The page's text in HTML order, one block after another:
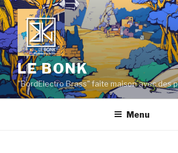
Aller
au
contenu
principal
LE BONK
"BordElectro Brass" faite maison avec des
Menu